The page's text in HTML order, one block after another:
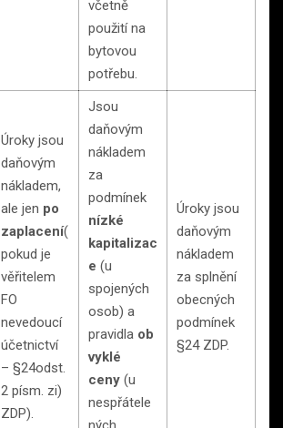
včetně
použití na
bytovou
potřebu.
Úroky jsou
daňovým
nákladem,
ale jen po
zaplacení(
pokud je
věřitelem
FO
nevedoucí
účetnictví
– §24odst.
2 písm. zi)
ZDP).
Jsou
daňovým
nákladem
za
podmínek
nízké
kapitalizac
e (u
spojených
osob) a
pravidla ob
vyklé
ceny (u
nespřátele
Úroky jsou
daňovým
nákladem
za splnění
obecných
podmínek
§24 ZDP.